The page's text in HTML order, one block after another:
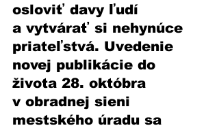
osloviť davy ľudí
a vytvárať si nehynúce
priateľstvá. Uvedenie
novej publikácie do
života 28. októbra
v obradnej sieni
mestského úradu sa